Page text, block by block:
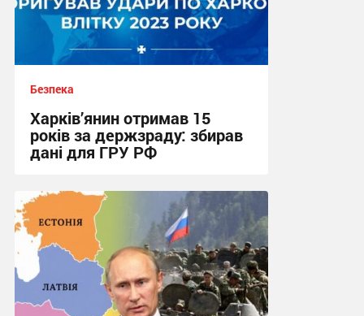
Безпека
Харків’янин отримав 15
років за держзраду: збирав
дані для ГРУ РФ
16:34, 7.08.2026